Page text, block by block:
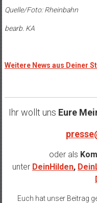
Quelle/Foto: Rheinbahn
bearb. KA
Weitere News aus Deiner
Ihr wollt uns Eure
oder als
unter DeinHilden,
Euch hat unser Beitrag